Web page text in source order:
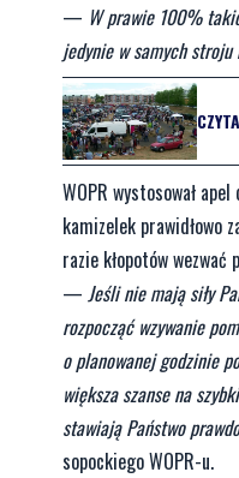
— W prawie 100%
jedynie w samych stroju
WOPR wystosował
kamizelek prawidłowo
razie kłopotów wezwać
— Jeśli nie mają siły
rozpocząć wzywanie
o planowanej godzinie
większa szanse na
stawiają Państwo
sopockiego WOPR-u.